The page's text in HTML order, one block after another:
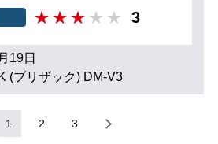
3
19日
(ブリザック) DM-V3
1 2 3